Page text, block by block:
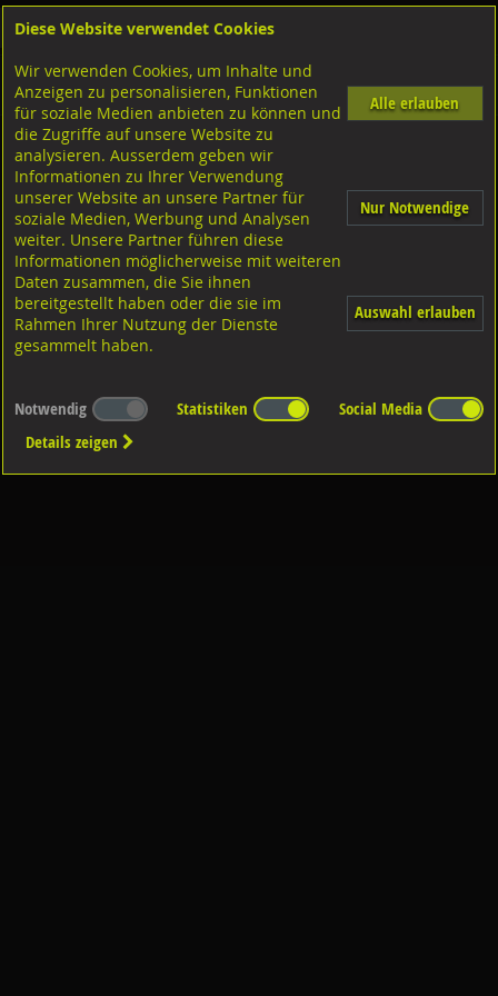
Shop Geländerzubehör
Chromstahlseile - Zubehör
Chromstahlseile u. div. Zubehör
Gabeln
Diverse Ausführungen Gabeln
Diese Website verwendet Cookies
Wir verwenden Cookies, um Inhalte und
Anzeigen zu personalisieren, Funktionen
für soziale Medien anbieten zu können und
die Zugriffe auf unsere Website zu
analysieren. Ausserdem geben wir
Informationen zu Ihrer Verwendung
unserer Website an unsere Partner für
soziale Medien, Werbung und Analysen
weiter. Unsere Partner führen diese
Informationen möglicherweise mit weiteren
Daten zusammen, die Sie ihnen
bereitgestellt haben oder die sie im
Rahmen Ihrer Nutzung der Dienste
gesammelt haben.
Alle erlauben
Nur Notwendige
Auswahl erlauben
Notwendig Statistiken
Social Media
Details zeigen